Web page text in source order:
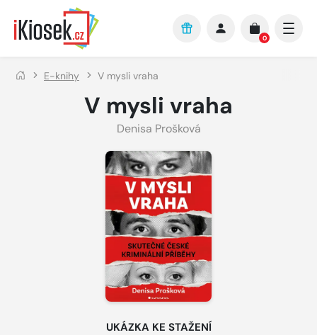
Přejít na hlavní obsah
0
E-knihy V mysli vraha
V mysli vraha
Denisa Prošková
UKÁZKA KE STAŽENÍ